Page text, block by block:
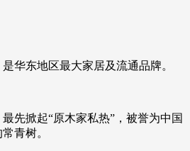
华东地区最大家居及流通品牌。
先掀起“原木家私热”，被誉为中国
青树。